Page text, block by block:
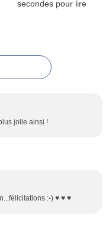
jolie ainsi !
:-) ♥ ♥ ♥